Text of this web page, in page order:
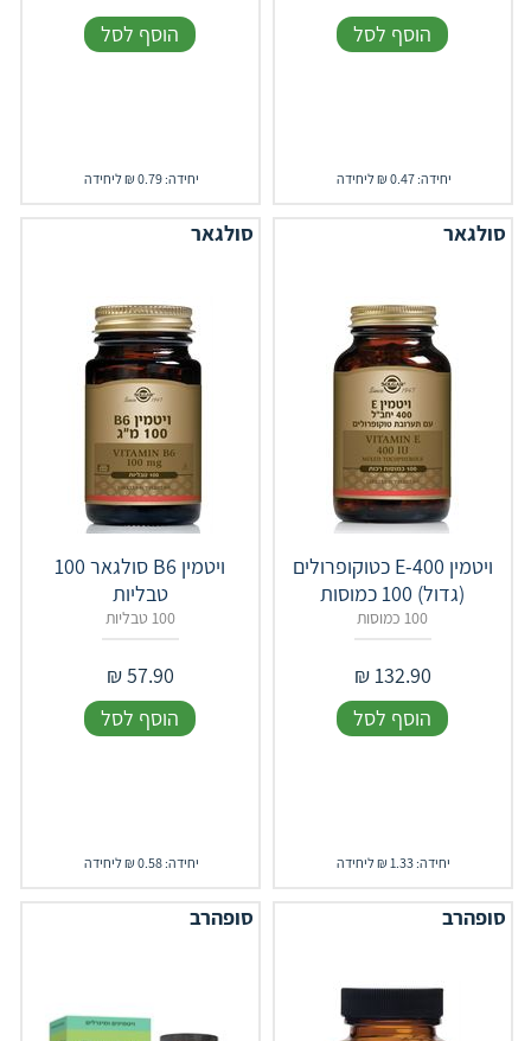
הוסף לסל
יחידה: 0.47 ₪ ליחידה
הוסף לסל
יחידה: 0.79 ₪ ליחידה
סולגאר
ויטמין E-400 כטוקופרולים
(גדול) 100 כמוסות
100 כמוסות
132.90
₪
הוסף לסל
יחידה: 1.33 ₪ ליחידה
סולגאר
ויטמין B6 סולגאר 100
טבליות
100 טבליות
57.90
₪
הוסף לסל
יחידה: 0.58 ₪ ליחידה
סופהרב סופהרב